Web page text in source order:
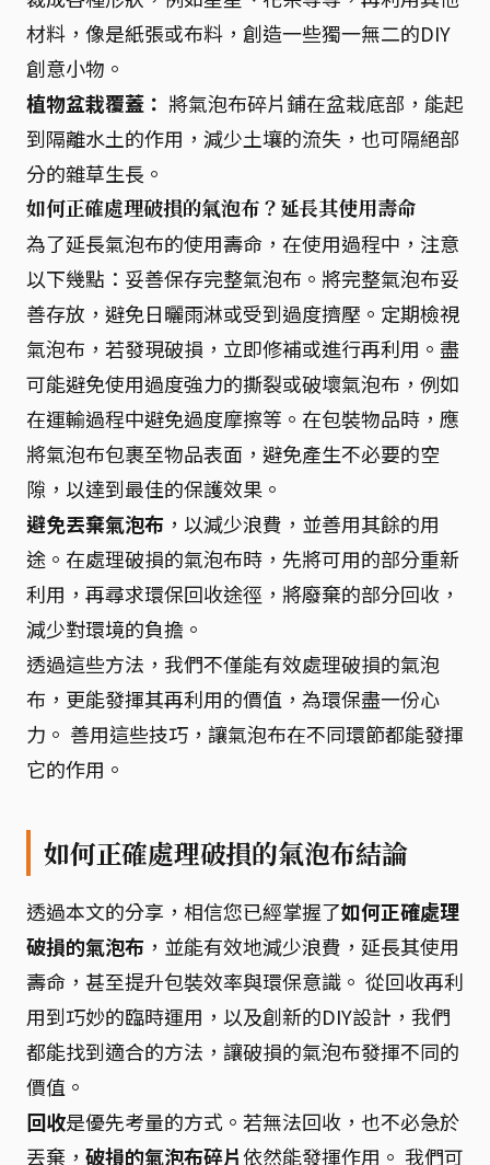
材料，像是紙張或布料，創造一些獨一無二的DIY
創意小物。
植物盆栽覆蓋： 將氣泡布碎片鋪在盆栽底部，能起
到隔離水土的作用，減少土壤的流失，也可隔絕部
分的雜草生長。
如何正確處理破損的氣泡布？延長其使用壽命
為了延長氣泡布的使用壽命，在使用過程中，注意
以下幾點：妥善保存完整氣泡布。將完整氣泡布妥
善存放，避免日曬雨淋或受到過度擠壓。定期檢視
氣泡布，若發現破損，立即修補或進行再利用。盡
可能避免使用過度強力的撕裂或破壞氣泡布，例如
在運輸過程中避免過度摩擦等。在包裝物品時，應
將氣泡布包裹至物品表面，避免產生不必要的空
隙，以達到最佳的保護效果。
避免丟棄氣泡布 ，以減少浪費，並善用其餘的用
途。在處理破損的氣泡布時，先將可用的部分重新
利用，再尋求環保回收途徑，將廢棄的部分回收，
減少對環境的負擔。
透過這些方法，我們不僅能有效處理破損的氣泡
布，更能發揮其再利用的價值，為環保盡一份心
力。 善用這些技巧，讓氣泡布在不同環節都能發揮
它的作用。
如何正確處理破損的氣泡布結論
透過本文的分享，相信您已經掌握了如何正確處理
破損的氣泡布 ，並能有效地減少浪費，延長其使用
壽命，甚至提升包裝效率與環保意識。 從回收再利
用到巧妙的臨時運用，以及創新的DIY設計，我們
都能找到適合的方法，讓破損的氣泡布發揮不同的
價值。
回收是優先考量的方式。若無法回收，也不必急於
丟棄， 破損的氣泡布碎片依然能發揮作用。 我們可